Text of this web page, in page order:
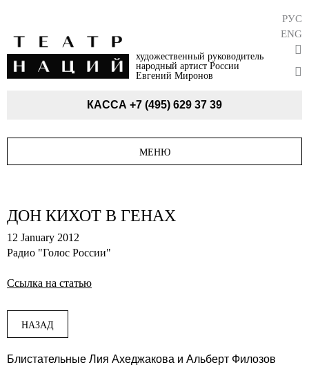
художественный руководитель
народный артист России
Евгений Миронов
РУС
ENG
КАССА +7 (495) 629 37 39
МЕНЮ
ДОН КИХОТ В ГЕНАХ
12 January 2012
Радио "Голос России"
Ссылка на статью
НАЗАД
Блистательные Лия Ахеджакова и Альберт Филозов